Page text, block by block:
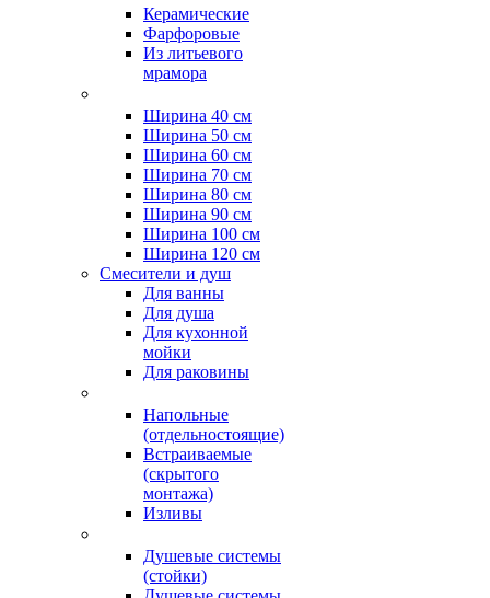
Керамические
Фарфоровые
Из литьевого
мрамора
Ширина 40 см
Ширина 50 см
Ширина 60 см
Ширина 70 см
Ширина 80 см
Ширина 90 см
Ширина 100 см
Ширина 120 см
Смесители и душ
Для ванны
Для душа
Для кухонной
мойки
Для раковины
Напольные
(отдельностоящие)
Встраиваемые
(скрытого
монтажа)
Изливы
Душевые системы
(стойки)